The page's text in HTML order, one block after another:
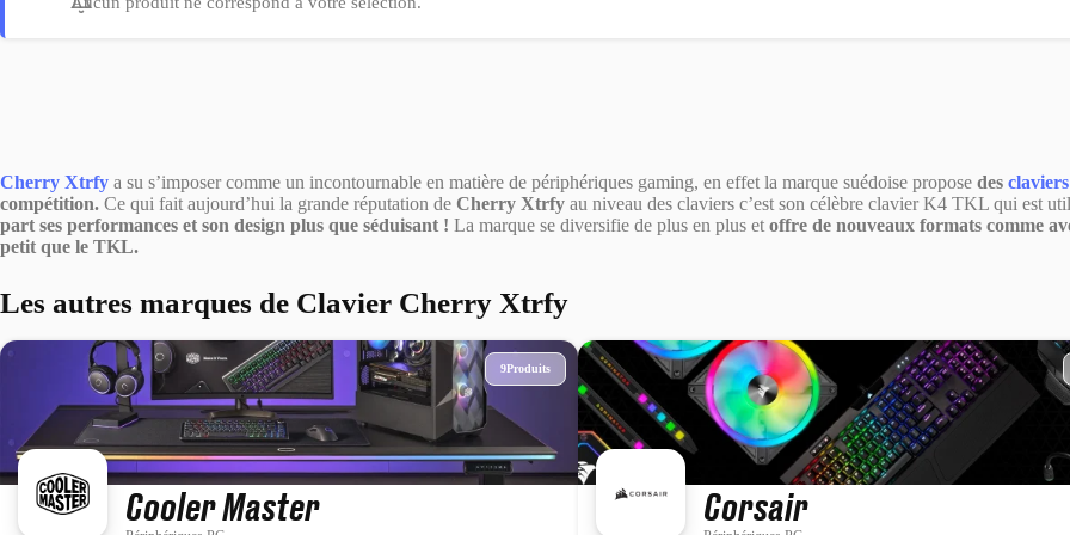
Cherry Xtrfy a su s’imposer comme un incontournable en matière de périphériques gaming, en effet la marque suédoise propose des
compétition. Ce qui fait aujourd’hui la grande réputation de Cherry Xtrfy au niveau des claviers c’est son célèbre clavier K4 TKL qui est
part ses performances et son design plus que séduisant ! La marque se diversifie de plus en plus et offre de nouveaux formats comme
petit que le TKL.
Les autres marques de Clavier Cherry Xtrfy
9Produits
Cooler Master Corsair